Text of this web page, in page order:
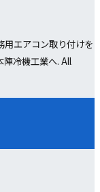
エアコン取り付けを
陣冷機工業へ. All